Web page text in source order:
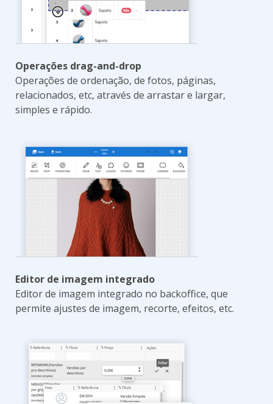
Operações drag-and-drop
Operações de ordenação, de fotos, páginas,
relacionados, etc, através de arrastar e largar,
simples e rápido.
Editor de imagem integrado
Editor de imagem integrado no backoffice, que
permite ajustes de imagem, recorte, efeitos, etc.